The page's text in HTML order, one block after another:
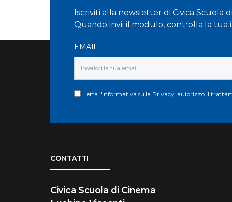
Iscriviti alla newsletter di Civica Scuola
Quando invii il modulo, controlla la tua
EMAIL
letta l'Informativa sulla Privacy, autorizzo il
CONTATTI
Civica Scuola di Cinema